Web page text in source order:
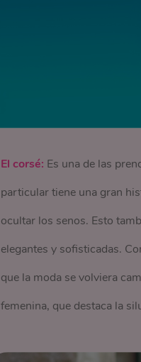
El corsé: Es una de las
particular tiene una gran
ocultar los senos. Esto
elegantes y sofisticadas.
que la moda se volviera
femenina, que destaca la